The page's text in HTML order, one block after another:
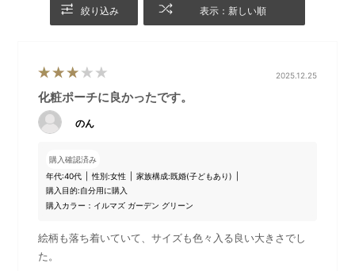
すすめです。
DETAIL 商品詳細
絞り込み 表示：新しい順
2025.12.25
化粧ポーチに良かったです。
のん
購入確認済み
年代:40代 性別:女性 家族構成:既婚(子どもあり)
購入目的:自分用に購入
購入カラー：イルマズ ガーデン グリーン
絵柄も落ち着いていて、サイズも色々入る良い大きさでし
た。